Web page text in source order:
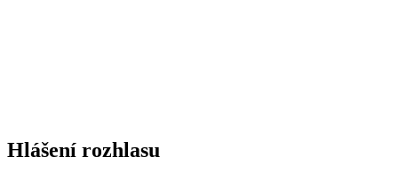
Hlášení rozhlasu